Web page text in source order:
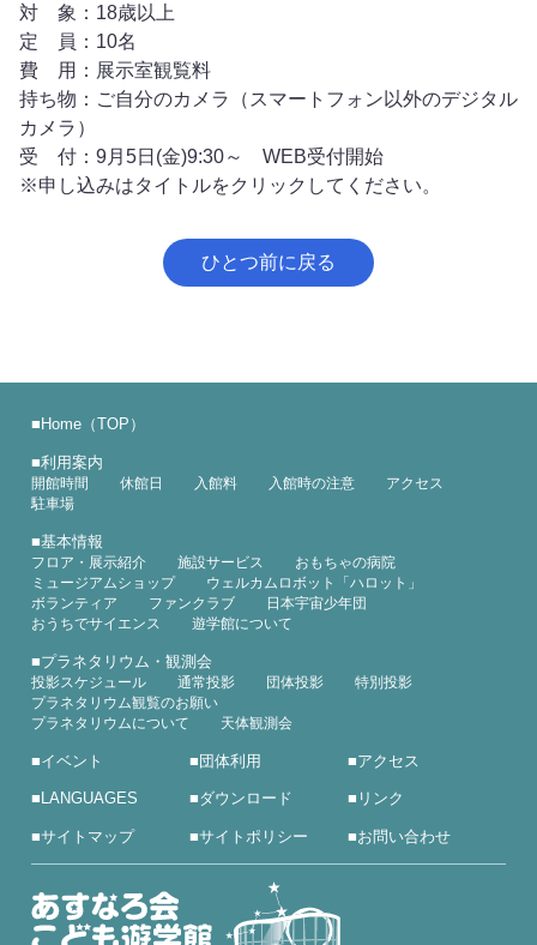
対 象：18歳以上
定 員：10名
費 用：展示室観覧料
持ち物：ご自分のカメラ（スマートフォン以外のデジタル
カメラ）
受 付：9月5日(金)9:30～ WEB受付開始
※申し込みはタイトルをクリックしてください。
ひとつ前に戻る
■ Home（TOP）
■利用案内
開館時間 休館日 入館料 入館時の注意
アクセス
駐車場
■基本情報
フロア・展示紹介 施設サービス
おもちゃの病院
ミュージアムショップ
ウェルカムロボット「ハロット」
ボランティア
ファンクラブ
日本宇宙少年団
おうちでサイエンス
遊学館について
■プラネタリウム・観測会
投影スケジュール 通常投影 団体投影
特別投影
プラネタリウム観覧のお願い
プラネタリウムについて
天体観測会
■イベント ■団体利用 ■アクセス
■ LANGUAGES ■ダウンロード ■ リンク
■サイトマップ ■サイトポリシー ■お問い合わせ